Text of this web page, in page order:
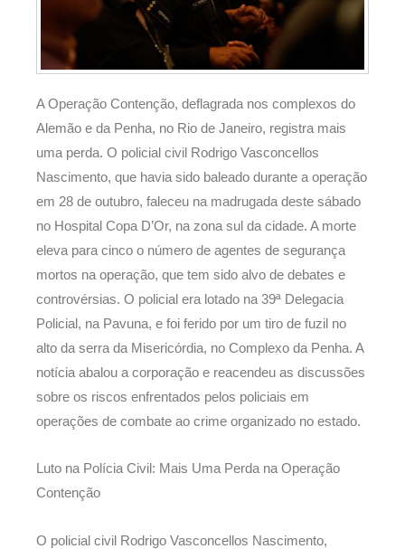
A Operação Contenção, deflagrada nos complexos do
Alemão e da Penha, no Rio de Janeiro, registra mais
uma perda. O policial civil Rodrigo Vasconcellos
Nascimento, que havia sido baleado durante a operação
em 28 de outubro, faleceu na madrugada deste sábado
no Hospital Copa D’Or, na zona sul da cidade. A morte
eleva para cinco o número de agentes de segurança
mortos na operação, que tem sido alvo de debates e
controvérsias. O policial era lotado na 39ª Delegacia
Policial, na Pavuna, e foi ferido por um tiro de fuzil no
alto da serra da Misericórdia, no Complexo da Penha. A
notícia abalou a corporação e reacendeu as discussões
sobre os riscos enfrentados pelos policiais em
operações de combate ao crime organizado no estado.
Luto na Polícia Civil: Mais Uma Perda na Operação
Contenção
O policial civil Rodrigo Vasconcellos Nascimento,